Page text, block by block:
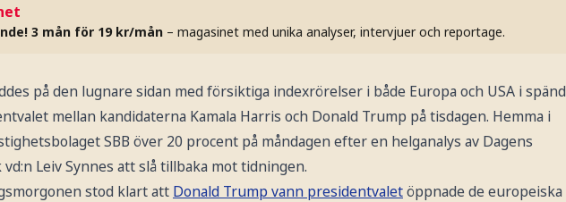
3 mån för 19 kr/mån – magasinet med unika analyser, intervjuer och reportage.
på den lugnare sidan med försiktiga indexrörelser i både Europa och USA i spänd
mellan kandidaterna Kamala Harris och Donald Trump på tisdagen. Hemma i
SBB över 20 procent på måndagen efter en helganalys av Dagens
Leiv Synnes att slå tillbaka mot tidningen.
stod klart att Donald Trump vann presidentvaletöppnade de europeiska